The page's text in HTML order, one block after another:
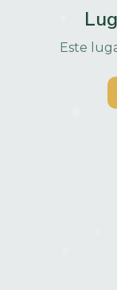
Este